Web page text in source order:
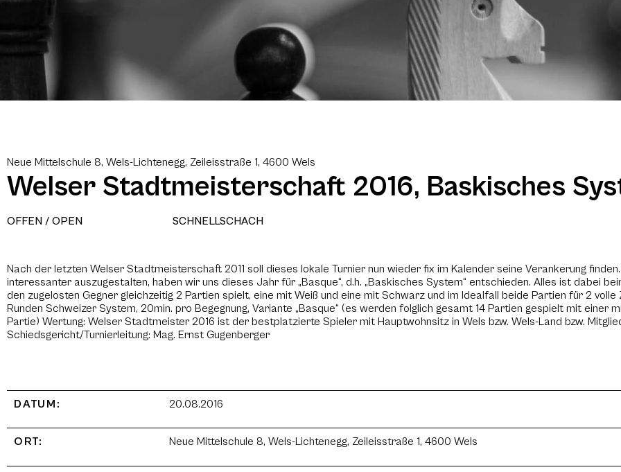
Neue Mittelschule 8, Wels-Lichtenegg, Zeileisstraße 1, 4600 Wels
Welser Stadtmeisterschaft 2016, Baskisches
OFFEN / OPEN SCHNELLSCHACH
Nach der letzten Welser Stadtmeisterschaft 2011 soll dieses lokale Turnier nun wieder fix im Kalender seine Verankerung
interessanter auszugestalten, haben wir uns dieses Jahr für „Basque“, d.h. „Baskisches System“ entschieden. Alles ist dabei
den zugelosten Gegner gleichzeitig 2 Partien spielt, eine mit Weiß und eine mit Schwarz und im Idealfall beide Partien für 2
Runden Schweizer System, 20min. pro Begegnung, Variante „Basque“ (es werden folglich gesamt 14 Partien gespielt mit einer
Partie) Wertung: Welser Stadtmeister 2016 ist der bestplatzierte Spieler mit Hauptwohnsitz in Wels bzw. Wels-Land bzw.
Schiedsgericht/Turnierleitung: Mag. Ernst Gugenberger
DATUM: 20.08.2016
ORT: Neue Mittelschule 8, Wels-Lichtenegg, Zeileisstraße 1, 4600 Wels